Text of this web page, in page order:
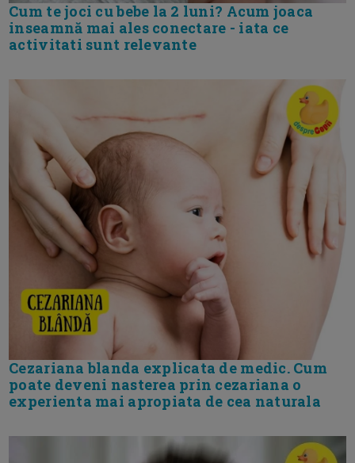
Cum te joci cu bebe la 2 luni? Acum joaca
inseamnă mai ales conectare - iata ce
activitati sunt relevante
Cezariana blanda explicata de medic. Cum
poate deveni nasterea prin cezariana o
experienta mai apropiata de cea naturala